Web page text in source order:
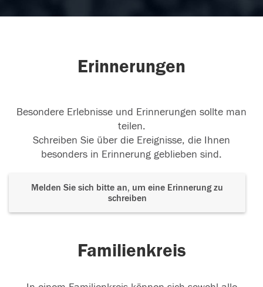
Erinnerungen
Besondere Erlebnisse und Erinnerungen sollte man
teilen.
Schreiben Sie über die Ereignisse, die Ihnen
besonders in Erinnerung geblieben sind.
Melden Sie sich bitte an, um eine Erinnerung zu
schreiben
Familienkreis